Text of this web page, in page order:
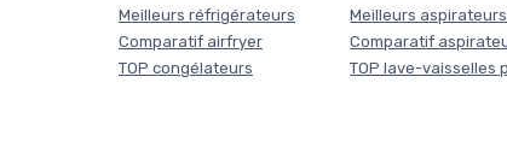
Meilleurs réfrigérateurs
Comparatif airfryer
TOP congélateurs
Meilleurs
Comparatif
TOP lave-vaisselles